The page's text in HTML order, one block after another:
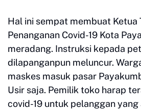
Hal ini sempat membuat Ketua
Penanganan Covid-19 Kota
meradang. Instruksi kepada
dilapanganpun meluncur.
maskes masuk pasar
Usir saja. Pemilik toko harap
covid-19 untuk pelanggan